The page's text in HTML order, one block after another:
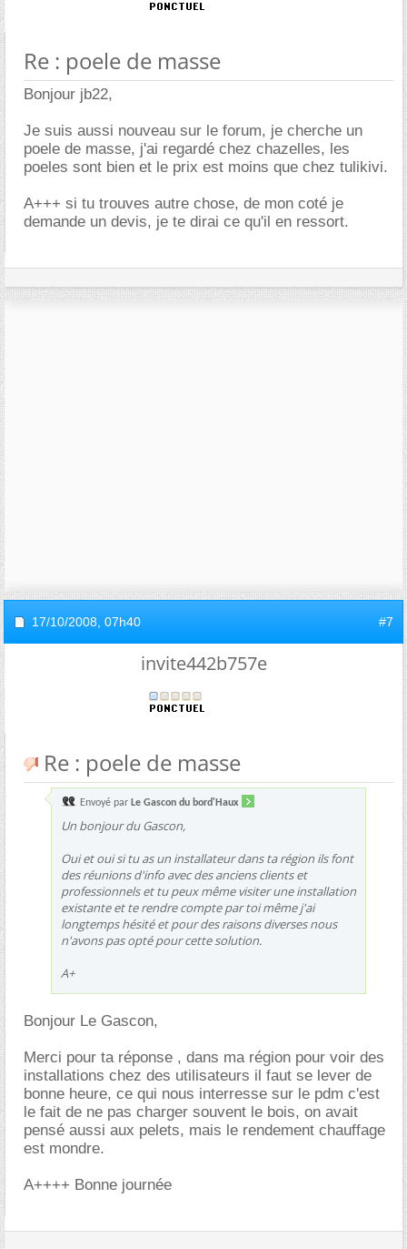
Re : poele de masse
Bonjour jb22,
Je suis aussi nouveau sur le forum, je cherche un
poele de masse, j'ai regardé chez chazelles, les
poeles sont bien et le prix est moins que chez tulikivi.
A+++ si tu trouves autre chose, de mon coté je
demande un devis, je te dirai ce qu'il en ressort.
17/10/2008, 07h40 #7
invite442b757e
Re : poele de masse
Envoyé par Le Gascon du bord'Haux
Un bonjour du Gascon,
Oui et oui si tu as un installateur dans ta région ils font
des réunions d'info avec des anciens clients et
professionnels et tu peux même visiter une installation
existante et te rendre compte par toi même j'ai
longtemps hésité et pour des raisons diverses nous
n'avons pas opté pour cette solution.
A+
Bonjour Le Gascon,
Merci pour ta réponse , dans ma région pour voir des
installations chez des utilisateurs il faut se lever de
bonne heure, ce qui nous interresse sur le pdm c'est
le fait de ne pas charger souvent le bois, on avait
pensé aussi aux pelets, mais le rendement chauffage
est mondre.
A++++ Bonne journée